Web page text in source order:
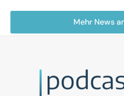
Mehr News